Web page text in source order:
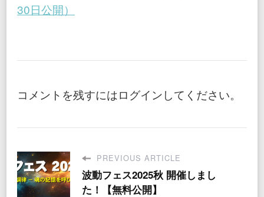
30日公開）
コメントを残すにはログインしてください。
PREVIOUS ARTICLE
波動フェス2025秋 開催しまし
た！【無料公開】